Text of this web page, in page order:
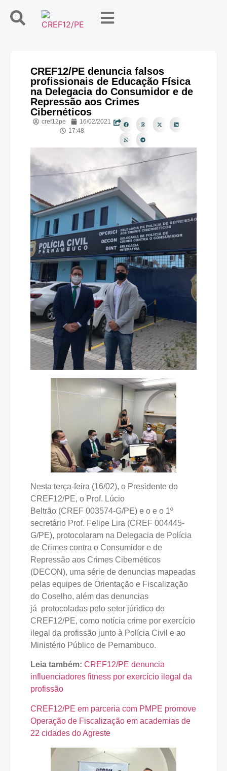
CREF12/PE denuncia falsos
profissionais de Educação Física
na Delegacia do Consumidor e de
Repressão aos Crimes
Cibernéticos
cref12pe
16/02/2021
17:48
Nesta terça-feira (16/02), o Presidente do
CREF12/PE, o Prof. Lúcio
Beltrão (CREF 003574-G/PE) e o e o 1º
secretário Prof. Felipe Lira (CREF 004445-
G/PE), protocolaram na Delegacia de Polícia
de Crimes contra o Consumidor e de
Repressão aos Crimes Cibernéticos
(DECON), uma série de denuncias mapeadas
pelas equipes de Orientação e Fiscalização
do Coselho, além das denuncias
já protocoladas pelo setor júridico do
CREF12/PE, como notícia crime por exercício
ilegal da profissão junto à Polícia Civil e ao
Ministério Público de Pernambuco.
Leia também: CREF12/PE denuncia
influenciadores fitness por exercício ilegal da
profissão
CREF12/PE em parceria com PMPE promove
Operação de Fiscalização em academias de
22 cidades do Agreste